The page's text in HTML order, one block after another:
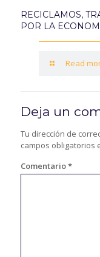
RECICLAMOS,
POR LA
Read
Deja un
Tu dirección de
campos obligatorios
Comentario*